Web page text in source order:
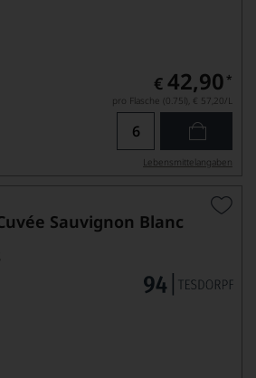
€ 42,90 *
pro Flasche (0.75l), € 57,20/L
Lebensmittel­angaben
Sauvignon Blanc